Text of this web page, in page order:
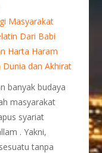
Masyarakat
Dari Babi
Harta Haram
dan Akhirat
banyak budaya
masyarakat
syariat
. Yakni,
tanpa